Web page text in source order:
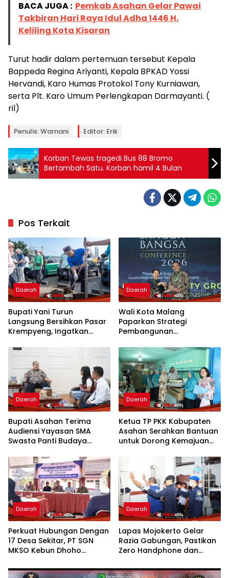
BACA JUGA : Pemkab Asahan Gelar Pawai
Takbiran Hari Raya Idul Adha 1446 H,
Keliling Kota Kisaran
Turut hadir dalam pertemuan tersebut Kepala
Bappeda Regina Ariyanti, Kepala BPKAD Yossi
Hervandi, Karo Humas Protokol Tony Kurniawan,
serta Plt. Karo Umum Perlengkapan Darmayanti. (
ril)
Penulis: Warnani Editor: Erik
Korban Tewas tragedi Bus 88 Bromo
Bertambah Satu. Korban hamil 4 Bulan
Pos Terkait
Daerah
Bupati Yani Turun
Langsung Bersihkan Pasar
Krempyeng, Ingatkan
Panjang
Daerah
Wali Kota Malang
Paparkan Strategi
Pembangunan
Nasional CNN Indonesia
Daerah
Bupati Asahan Terima
Audiensi Yayasan SMA
Swasta Panti Budaya
Grace Natalie Sagala
Daerah
Ketua TP PKK Kabupaten
Asahan Serahkan Bantuan
untuk Dorong Kemajuan
Sentang
Daerah
Perkuat Hubungan Dengan
17 Desa Sekitar, PT SGN
MKSO Kebun Dhoho
Gula
Daerah
Lapas Mojokerto Gelar
Razia Gabungan, Pastikan
Zero Handphone dan